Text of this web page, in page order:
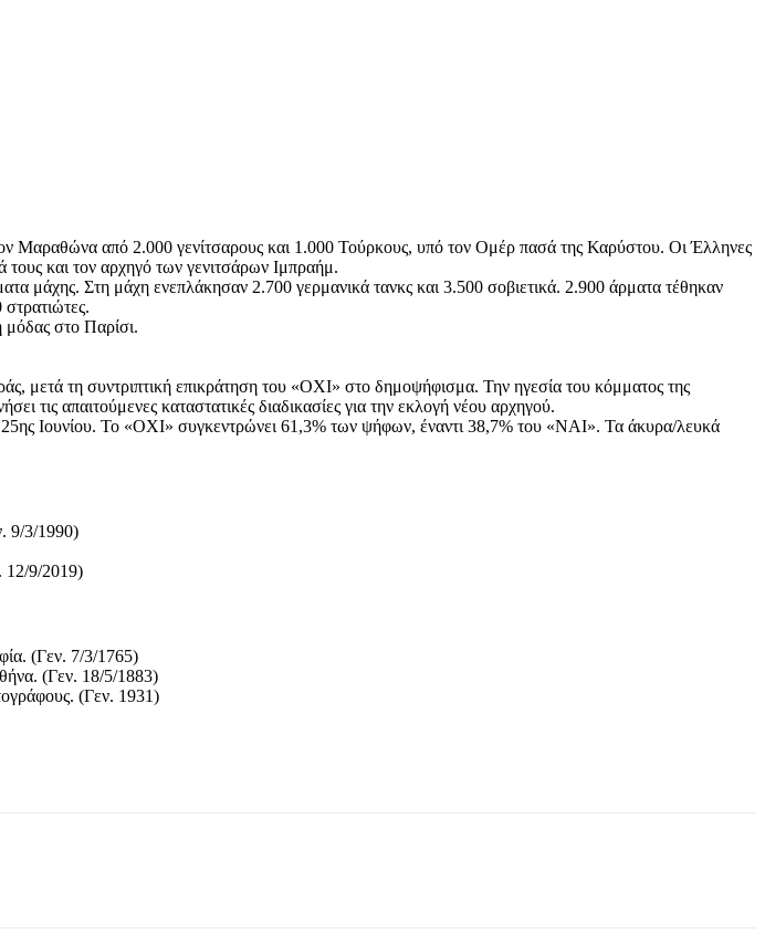
Μαραθώνα από 2.000 γενίτσαρους και 1.000 Τούρκους, υπό τον Ομέρ πασά της Καρύστου. Οι Έλληνες
και τον αρχηγό των γενιτσάρων Ιμπραήμ.
μάχης. Στη μάχη ενεπλάκησαν 2.700 γερμανικά τανκς και 3.500 σοβιετικά. 2.900 άρματα τέθηκαν
μόδας στο Παρίσι.
μετά τη συντριπτική επικράτηση του «ΟΧΙ» στο δημοψήφισμα. Την ηγεσία του κόμματος της
τις απαιτούμενες καταστατικές διαδικασίες για την εκλογή νέου αρχηγού.
Ιουνίου. Το «ΟΧΙ» συγκεντρώνει 61,3% των ψήφων, έναντι 38,7% του «ΝΑΙ». Τα άκυρα/λευκά
9/3/1990)
12/9/2019)
(Γεν. 7/3/1765)
(Γεν. 18/5/1883)
(Γεν. 1931)